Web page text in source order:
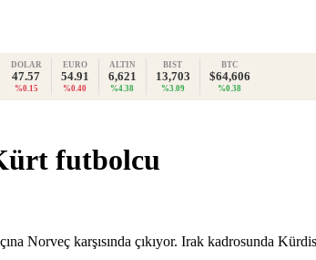
DOLAR
47.57
%0.15
EURO
54.91
%0.40
ALTIN
6,621
%4.38
BIST
13,703
%3.09
BTC
$64,606
%0.38
futbolcu
Norveç karşısında çıkıyor. Irak kadrosunda